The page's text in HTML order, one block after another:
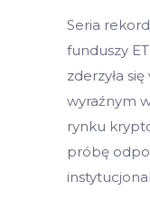
Seria
funduszy
zderzyła
wyraźnym
rynku
próbę